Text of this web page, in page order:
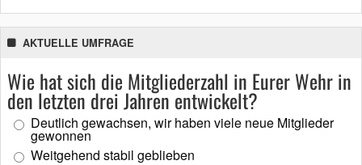
AKTUELLE UMFRAGE
Wie hat sich die Mitgliederzahl in Eurer Wehr in
den letzten drei Jahren entwickelt?
Deutlich gewachsen, wir haben viele neue Mitglieder
gewonnen
Weitgehend stabil geblieben